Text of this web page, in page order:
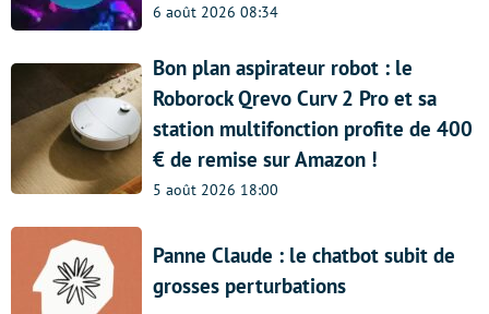
6 août 2026 08:34
Bon plan aspirateur robot : le
Roborock Qrevo Curv 2 Pro et sa
station multifonction profite de 400
€ de remise sur Amazon !
5 août 2026 18:00
Panne Claude : le chatbot subit de
grosses perturbations